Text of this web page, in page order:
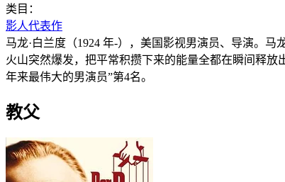
类目：
影人代表作
马龙·白兰度（1924 年-），美国影视男演员、导演。
火山突然爆发，把平常积攒下来的能量全都在瞬间释
年来最伟大的男演员”第4名。
教父